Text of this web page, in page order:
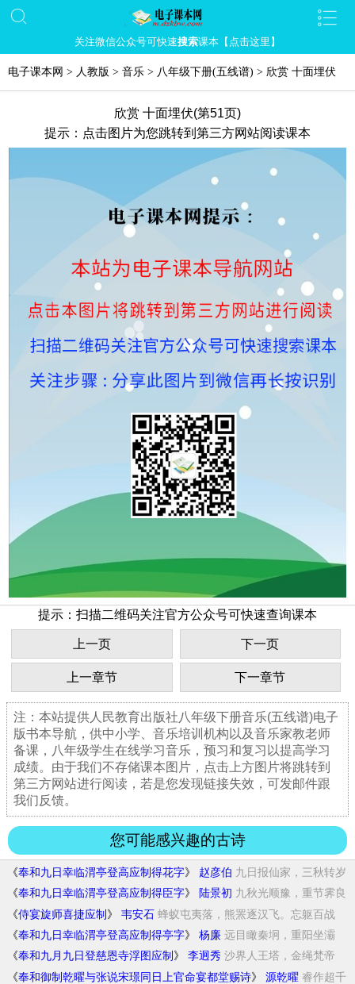
关注微信公众号可快速搜索课本【点击这里】
电子课本网 > 人教版 > 音乐 > 八年级下册(五线谱) > 欣赏 十面埋伏
欣赏 十面埋伏(第51页)
提示：点击图片为您跳转到第三方网站阅读课本
提示：扫描二维码关注官方公众号可快速查询课本
上一页 下一页
上一章节 下一章节
注：本站提供人民教育出版社八年级下册音乐(五线谱)电子
版书本导航，供中小学、音乐培训机构以及音乐家教老师
备课，八年级学生在线学习音乐，预习和复习以提高学习
成绩。由于我们不存储课本图片，点击上方图片将跳转到
第三方网站进行阅读，若是您发现链接失效，可发邮件跟
我们反馈。
您可能感兴趣的古诗
《奉和九日幸临渭亭登高应制得花字》 赵彦伯 九日报仙家，三秋转岁
华。呼鹰下鸟路，戏马...
《奉和九日幸临渭亭登高应制得臣字》 陆景初 九秋光顺豫，重节霁良
辰。登高识汉苑，问道...
《侍宴旋师喜捷应制 》 韦安石 蜂蚁屯夷落，熊罴逐汉飞。忘躯百战
后，屈指...
《奉和九日幸临渭亭登高应制得亭字》 杨廉 远目瞰秦坰，重阳坐灞
亭。既开黄菊酒，还降...
《奉和九月九日登慈恩寺浮图应制 》 李迥秀 沙界人王塔，金绳梵帝
游。言从祇树赏，行玩...
《奉和御制乾曜与张说宋璟同日上官命宴都堂赐诗》 源乾曜 睿作超千